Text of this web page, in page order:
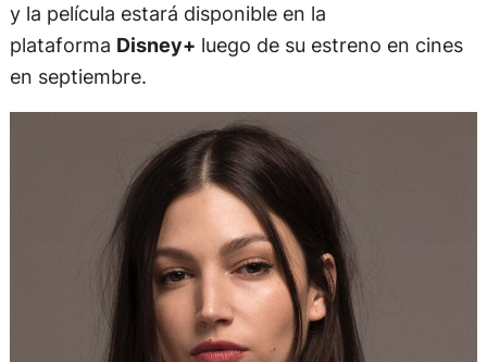
y la película estará disponible en la
plataforma Disney+ luego de su estreno en cines
en septiembre.